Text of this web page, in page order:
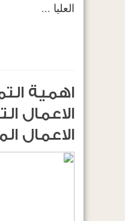
العليا ...
اهمية
الاعمال
الاعمال